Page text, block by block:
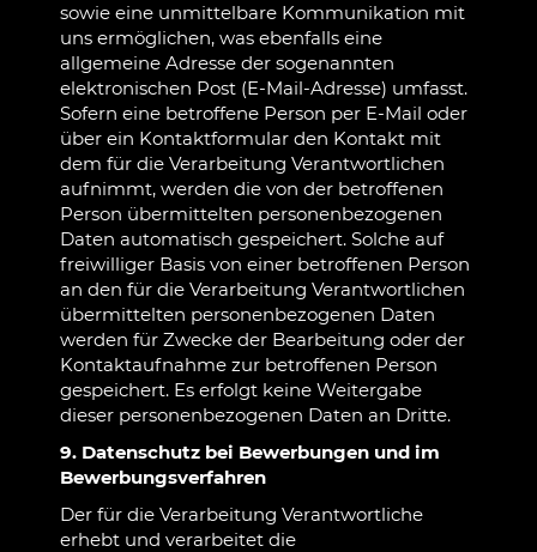
sowie eine unmittelbare Kommunikation mit
uns ermöglichen, was ebenfalls eine
allgemeine Adresse der sogenannten
elektronischen Post (E-Mail-Adresse) umfasst.
Sofern eine betroffene Person per E-Mail oder
über ein Kontaktformular den Kontakt mit
dem für die Verarbeitung Verantwortlichen
aufnimmt, werden die von der betroffenen
Person übermittelten personenbezogenen
Daten automatisch gespeichert. Solche auf
freiwilliger Basis von einer betroffenen Person
an den für die Verarbeitung Verantwortlichen
übermittelten personenbezogenen Daten
werden für Zwecke der Bearbeitung oder der
Kontaktaufnahme zur betroffenen Person
gespeichert. Es erfolgt keine Weitergabe
dieser personenbezogenen Daten an Dritte.
9. Datenschutz bei Bewerbungen und im
Bewerbungsverfahren
Der für die Verarbeitung Verantwortliche
erhebt und verarbeitet die